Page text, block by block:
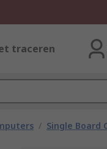
traceren
/ Single Board